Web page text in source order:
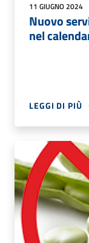
11 GIUGNO 2024
Nuovo
nel
LEGGI DI PIÙ